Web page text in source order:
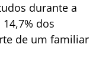
durante a
dos
de um familiar